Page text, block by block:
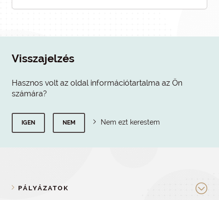
Visszajelzés
Hasznos volt az oldal információtartalma az Ön
számára?
IGEN NEM Nem ezt kerestem
PÁLYÁZATOK